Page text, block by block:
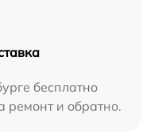
бесплатно
ремонт и обратно.